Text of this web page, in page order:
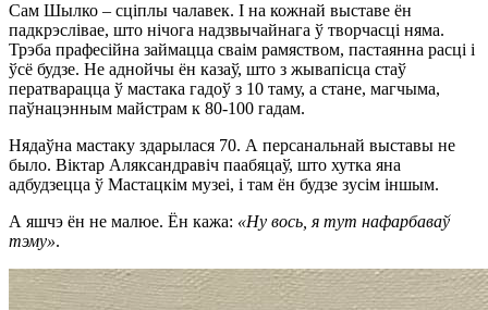
Сам Шылко – сціплы чалавек. І на кожнай выставе ён
падкрэслівае, што нічога надзвычайнага ў творчасці няма.
Трэба прафесійна займацца сваім рамяством, пастаянна расці і
ўсё будзе. Не аднойчы ён казаў, што з жывапісца стаў
ператварацца ў мастака гадоў з 10 таму, а стане, магчыма,
паўнацэнным майстрам к 80-100 гадам.
Нядаўна мастаку здарылася 70. А персанальнай выставы не
было. Віктар Аляксандравіч паабяцаў, што хутка яна
адбудзецца ў Мастацкім музеі, і там ён будзе зусім іншым.
А яшчэ ён не малюе. Ён кажа: «Ну вось, я тут нафарбаваў
тэму».